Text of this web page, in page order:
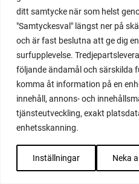
ditt samtycke när som helst
"Samtyckesval" längst ner på
och är fast beslutna att ge dig
surfupplevelse.
följande ändamål och särskilda
komma åt information på en
innehåll, annons- och
tjänsteutveckling, exakt
enhetsskanning.
Inställningar Neka
ljudbok
ljusgroende
lock
logga in
lök
lökblast
lokförare bergfälts
lokförare bergfälts jätteärt
lökväxter
löss
löv